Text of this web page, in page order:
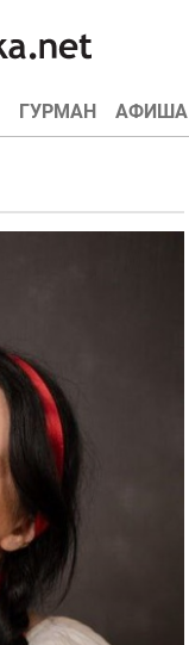
ГУРМАН АФИША